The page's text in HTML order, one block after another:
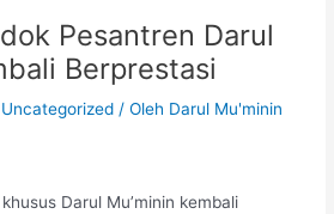
Pesantren Darul
Berprestasi
Uncategorized / Oleh Darul Mu'minin
Darul Mu’minin kembali